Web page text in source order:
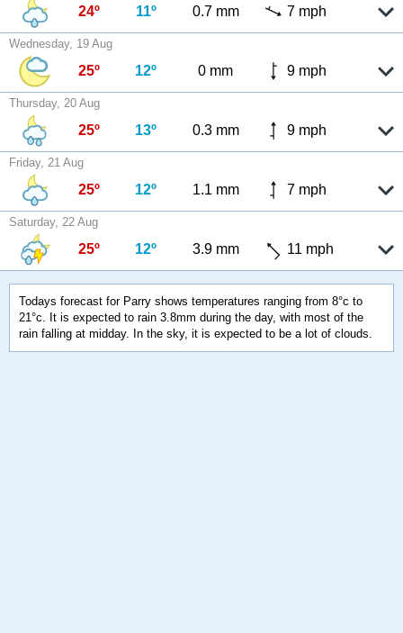
24º 11º 0.7 mm 7 mph
Wednesday, 19 Aug
25º 12º 0 mm 9 mph
Thursday, 20 Aug
25º 13º 0.3 mm 9 mph
Friday, 21 Aug
25º 12º 1.1 mm 7 mph
Saturday, 22 Aug
25º 12º 3.9 mm 11 mph
Todays forecast for Parry shows temperatures ranging from 8°c to
21°c. It is expected to rain 3.8mm during the day, with most of the
rain falling at midday. In the sky, it is expected to be a lot of clouds.